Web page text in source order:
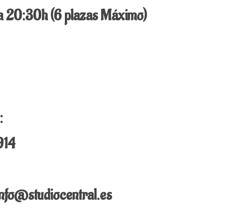
20:30h (6 plazas Máximo)